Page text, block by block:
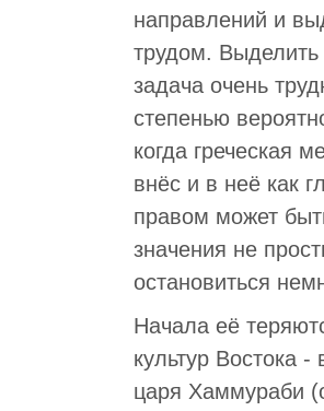
направлений и
трудом. Выделить
задача очень
степенью
когда греческая
внёс и в неё как
правом может
значения не
остановиться
Начала её
культур Востока -
царя Хаммураби